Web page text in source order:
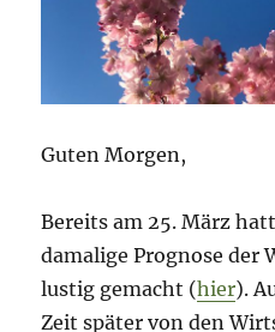
Guten Morgen,
Bereits am 25. März
damalige Prognose der
lustig gemacht (hier).
Zeit später von den